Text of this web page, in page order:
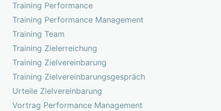
Training Performance
Training Performance Management
Training Team
Training Zielerreichung
Training Zielvereinbarung
Training Zielvereinbarungsgespräch
Urteile Zielvereinbarung
Vortrag Performance Management